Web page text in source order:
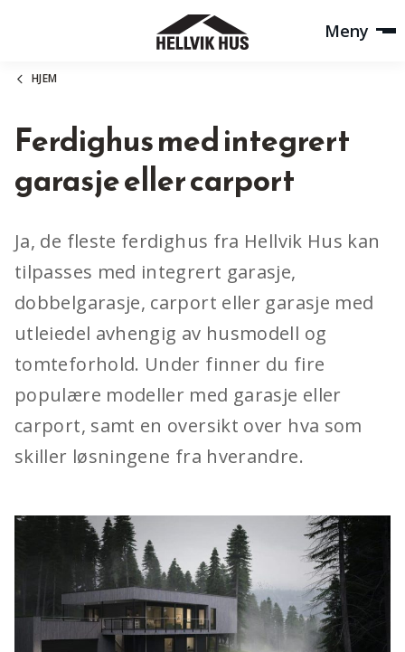
Meny
HJEM
Ferdighus med integrert
garasje eller carport
Ja, de fleste ferdighus fra Hellvik Hus kan
tilpasses med integrert garasje,
dobbelgarasje, carport eller garasje med
utleiedel avhengig av husmodell og
tomteforhold. Under finner du fire
populære modeller med garasje eller
carport, samt en oversikt over hva som
skiller løsningene fra hverandre.